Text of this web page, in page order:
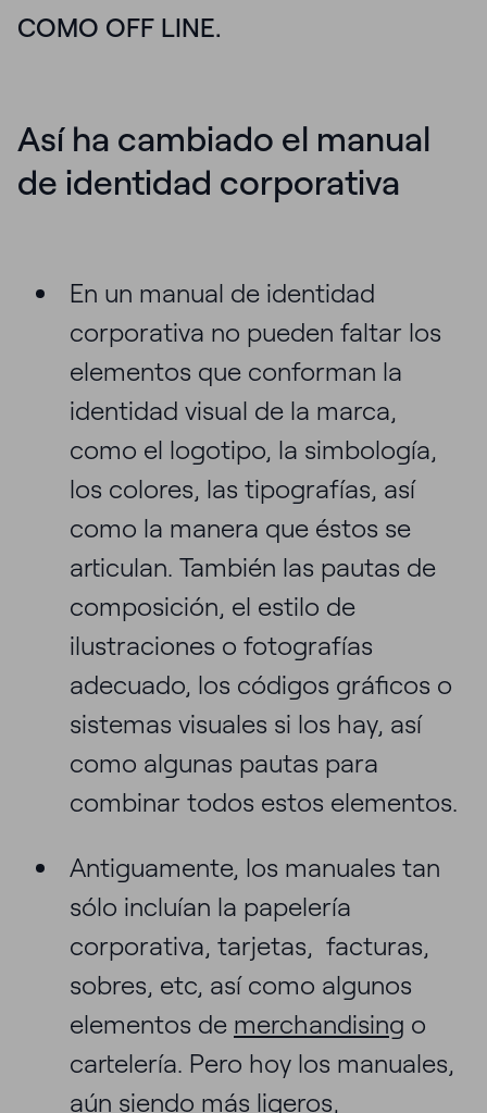
COMO OFF LINE.
Así ha cambiado el manual
de identidad corporativa
En un manual de identidad
corporativa no pueden faltar los
elementos que conforman la
identidad visual de la marca,
como el logotipo, la simbología,
los colores, las tipografías, así
como la manera que éstos se
articulan. También las pautas de
composición, el estilo de
ilustraciones o fotografías
adecuado, los códigos gráficos o
sistemas visuales si los hay, así
como algunas pautas para
combinar todos estos elementos.
Antiguamente, los manuales tan
sólo incluían la papelería
corporativa, tarjetas, facturas,
sobres, etc, así como algunos
elementos de merchandising o
cartelería. Pero hoy los manuales,
aún siendo más ligeros,